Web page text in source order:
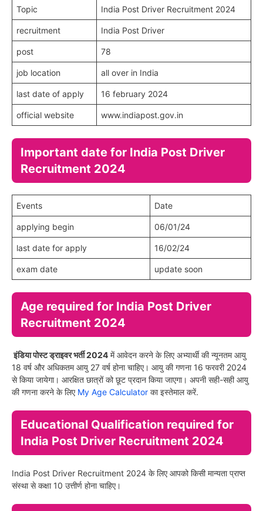
Topic India Post Driver Recruitment 2024
recruitment India Post Driver
post 78
job location all over in India
last date of apply 16 february 2024
official website www.indiapost.gov.in
Important date for India Post Driver
Recruitment 2024
Events Date
applying begin 06/01/24
last date for apply 16/02/24
exam date update soon
Age required for India Post Driver
Recruitment 2024
इंडिया पोस्ट ड्राइवर भर्ती 2024 में आवेदन करने के लिए अभ्यार्थी की न्यूनतम आयु
18 वर्ष और अधिकतम आयु 27 वर्ष होना चाहिए। आयु की गणना 16 फरवरी 2024
से किया जायेगा। आरक्षित छात्रों को छूट प्रदान किया जाएगा। अपनी सही-सही आयु
की गणना करने के लिए My Age Calculator का इस्तेमाल करें.
Educational Qualification required for
India Post Driver Recruitment 2024
India Post Driver Recruitment 2024 के लिए आपको किसी मान्यता प्राप्त
संस्था से कक्षा 10 उत्तीर्ण होना चाहिए।